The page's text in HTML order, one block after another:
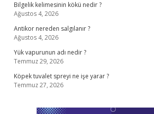
Bilgelik kelimesinin kökü nedir ?
Ağustos 4, 2026
Antikor nereden salgılanır ?
Ağustos 4, 2026
Yük vapurunun adı nedir ?
Temmuz 29, 2026
Köpek tuvalet spreyi ne işe yarar ?
Temmuz 27, 2026